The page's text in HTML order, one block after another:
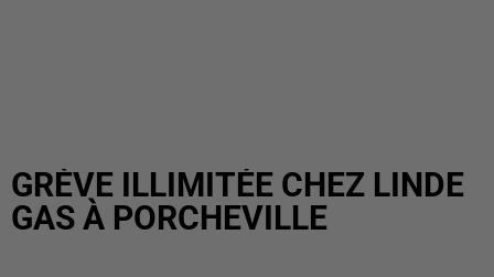
GRÈVE ILLIMITÉE CHEZ LINDE
GAS À PORCHEVILLE